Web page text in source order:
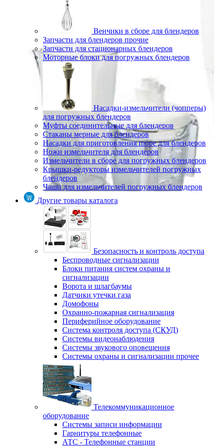
Венчики в сборе для блендеров
Запчасти для блендеров прочие
Запчасти для стационарных блендеров
Моторные блоки для погружных блендеров
Насадки-измельчители (чопперы)
для погружных блендеров
Муфты соединительные для блендеров
Стаканы мерные для блендеров
Насадки для приготовления пюре для блендеров
Ножи измельчителя для блендеров
Измельчители в сборе для погружных блендеров
Крышки-редукторы измельчителей погружных
блендеров
Чаши для измельчителей погружных блендеров
Другие товары каталога
Безопасность и контроль доступа
Беспроводные сигнализации
Блоки питания систем охраны и
сигнализации
Ворота и шлагбаумы
Датчики утечки газа
Домофоны
Охранно-пожарная сигнализация
Периферийное оборудование
Система контроля доступа (СКУД)
Системы видеонаблюдения
Системы звукового оповещения
Системы охраны и сигнализации прочее
Телекоммуникационное
оборудование
Системы записи информации
Гарнитуры телефонные
АТС - Телефонные станции